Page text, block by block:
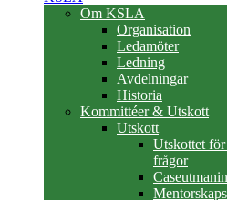
Om KSLA
Organisation
Ledamöter
Ledning
Avdelningar
Historia
Kommittéer & Utskott
Utskott
Utskottet
frågor